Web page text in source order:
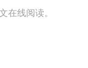
线阅读。